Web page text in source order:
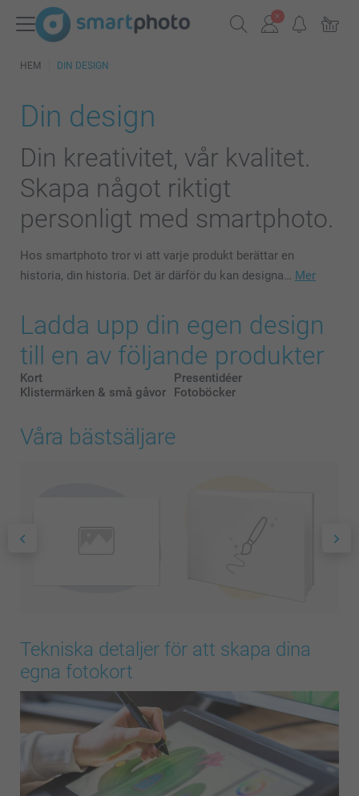
HEM DIN DESIGN
Din design
Din kreativitet, vår kvalitet.
Skapa något riktigt
personligt med smartphoto.
Hos smartphoto tror vi att varje produkt berättar en
historia, din historia. Det är därför du kan designa… Mer
Ladda upp din egen design
till en av följande produkter
Kort
Presentidéer
Klistermärken & små gåvor
Fotoböcker
Våra bästsäljare
Tekniska detaljer för att skapa dina
egna fotokort